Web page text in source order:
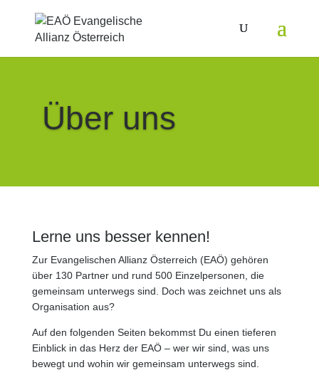
Über uns
Lerne uns besser kennen!
Zur Evangelischen Allianz Österreich (EAÖ) gehören
über 130 Partner und rund 500 Einzelpersonen, die
gemeinsam unterwegs sind. Doch was zeichnet uns als
Organisation aus?
Auf den folgenden Seiten bekommst Du einen tieferen
Einblick in das Herz der EAÖ – wer wir sind, was uns
bewegt und wohin wir gemeinsam unterwegs sind.